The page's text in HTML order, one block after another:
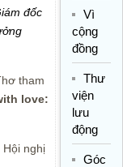
đốc
tham
love:
nghị
Vì
cộng
đồng
Thư
viện
lưu
động
Góc